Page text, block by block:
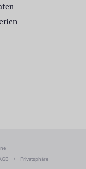
/ Privatsphäre